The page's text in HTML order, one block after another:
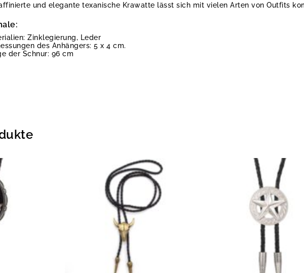
und elegante texanische Krawatte lässt sich mit vielen Arten von Outfits
Zinklegierung, Leder
des Anhängers: 5 x 4 cm.
der Schnur: 96 cm